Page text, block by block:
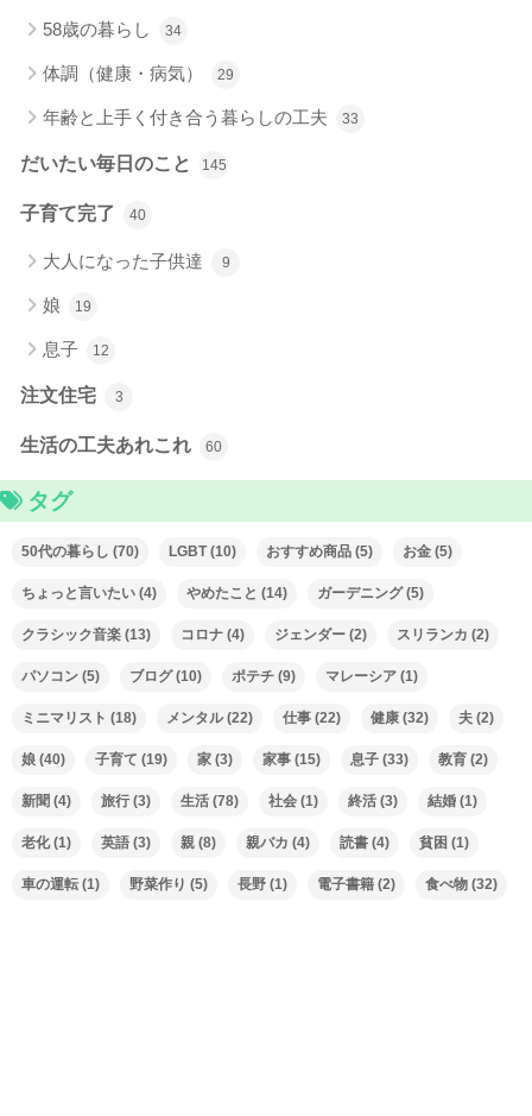
58歳の暮らし 34
体調（健康・病気） 29
年齢と上手く付き合う暮らしの工夫 33
だいたい毎日のこと 145
子育て完了 40
大人になった子供達 9
娘 19
息子 12
注文住宅 3
生活の工夫あれこれ 60
タグ
50代の暮らし (70) LGBT(10) おすすめ商品 (5) お金 (5)
ちょっと言いたい (4) やめたこと (14) ガーデニング(5)
クラシック音楽 (13) コロナ (4) ジェンダー (2) スリランカ (2)
パソコン (5) ブログ(10) ポテチ (9) マレーシア (1)
ミニマリスト (18) メンタル(22) 仕事 (22) 健康 (32) 夫 (2)
娘 (40) 子育て (19) 家 (3) 家事 (15) 息子 (33) 教育 (2)
新聞 (4) 旅行 (3) 生活 (78) 社会 (1) 終活 (3) 結婚 (1)
老化(1) 英語 (3) 親 (8) 親バカ (4) 読書 (4) 貧困 (1)
車の運転 (1) 野菜作り (5) 長野 (1) 電子書籍 (2) 食べ物 (32)